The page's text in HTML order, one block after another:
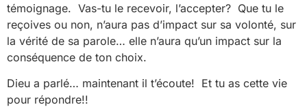
témoignage. Vas-tu le recevoir, l’accepter? Que tu le
reçoives ou non, n’aura pas d’impact sur sa volonté, sur
la vérité de sa parole… elle n’aura qu’un impact sur la
conséquence de ton choix.
Dieu a parlé… maintenant il t’écoute! Et tu as cette vie
pour répondre!!